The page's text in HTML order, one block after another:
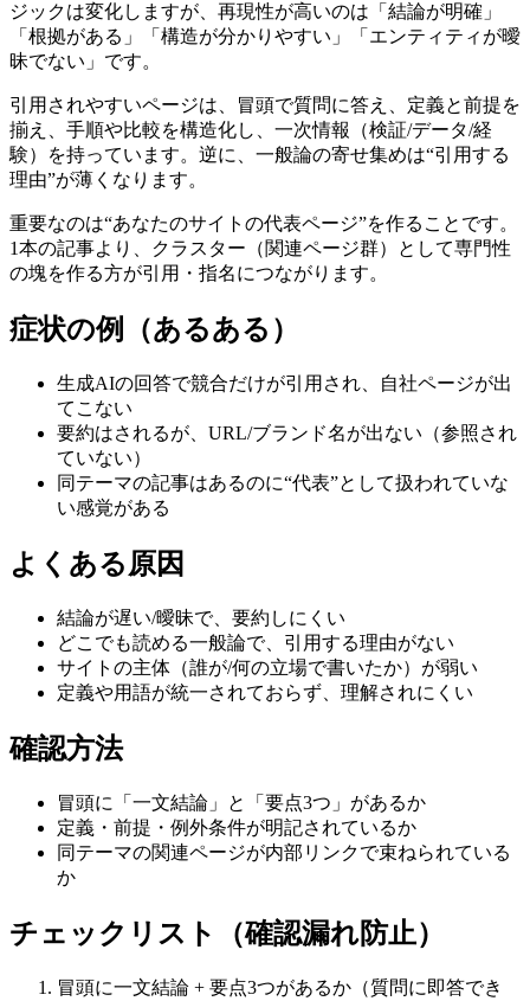
ジックは変化しますが、再現性が高いのは「結論が明確」
「根拠がある」「構造が分かりやすい」「エンティティが曖
昧でない」です。
引用されやすいページは、冒頭で質問に答え、定義と前提を
揃え、手順や比較を構造化し、一次情報（検証/データ/経
験）を持っています。逆に、一般論の寄せ集めは“引用する
理由”が薄くなります。
重要なのは“あなたのサイトの代表ページ”を作ることです。
1本の記事より、クラスター（関連ページ群）として専門性
の塊を作る方が引用・指名につながります。
症状の例（あるある）
生成AIの回答で競合だけが引用され、自社ページが出
てこない
要約はされるが、URL/ブランド名が出ない（参照され
ていない）
同テーマの記事はあるのに“代表”として扱われていな
い感覚がある
よくある原因
結論が遅い/曖昧で、要約しにくい
どこでも読める一般論で、引用する理由がない
サイトの主体（誰が/何の立場で書いたか）が弱い
定義や用語が統一されておらず、理解されにくい
確認方法
冒頭に「一文結論」と「要点3つ」があるか
定義・前提・例外条件が明記されているか
同テーマの関連ページが内部リンクで束ねられている
か
チェックリスト（確認漏れ防止）
冒頭に一文結論 + 要点3つがあるか（質問に即答でき